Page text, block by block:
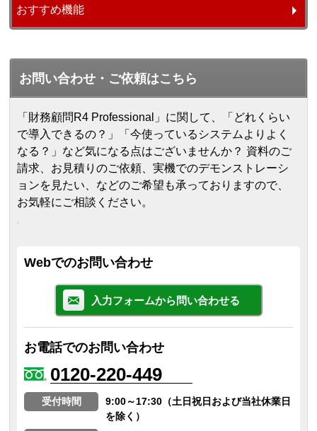
おすすめ機能
お問い合わせ・ご依頼はこちら
「財務顧問R4 Professional」に関して、「どれくらい
で導入できるの？」「今使っているシステムよりよく
なる？」など気になる点はございませんか？ 資料のご
請求、お見積りのご依頼、実機でのデモンストレーシ
ョンを見たい、などのご希望も承っておりますので、
お気軽にご相談ください。
Webでのお問い合わせ
入力フォームから問い合わせる
お電話でのお問い合わせ
0120-220-449
受付時間
9:00～17:30（土日祝日および当社休業日
を除く）